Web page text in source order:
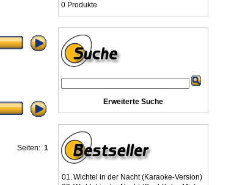
Seiten: 1
0 Produkte
Erweiterte Suche
01.Wichtel in der Nacht (Karaoke-Version)